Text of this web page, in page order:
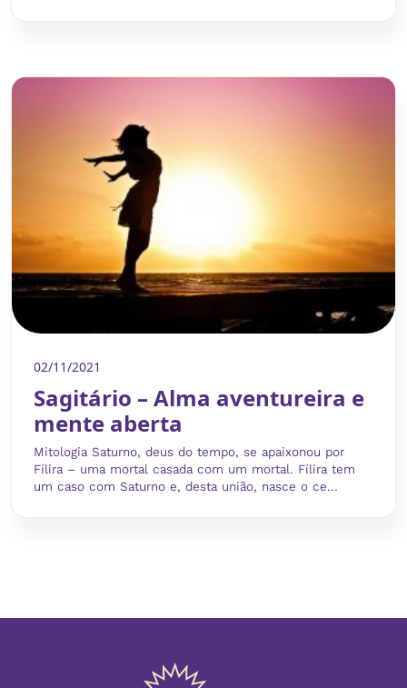
02/11/2021
Sagitário – Alma aventureira e
mente aberta
Mitologia Saturno, deus do tempo, se apaixonou por
Fílira – uma mortal casada com um mortal. Fílira tem
um caso com Saturno e, desta união, nasce o ce...